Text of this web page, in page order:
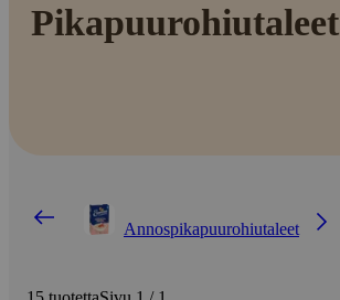
Pikapuurohiutaleet
Annospikapuurohiutaleet